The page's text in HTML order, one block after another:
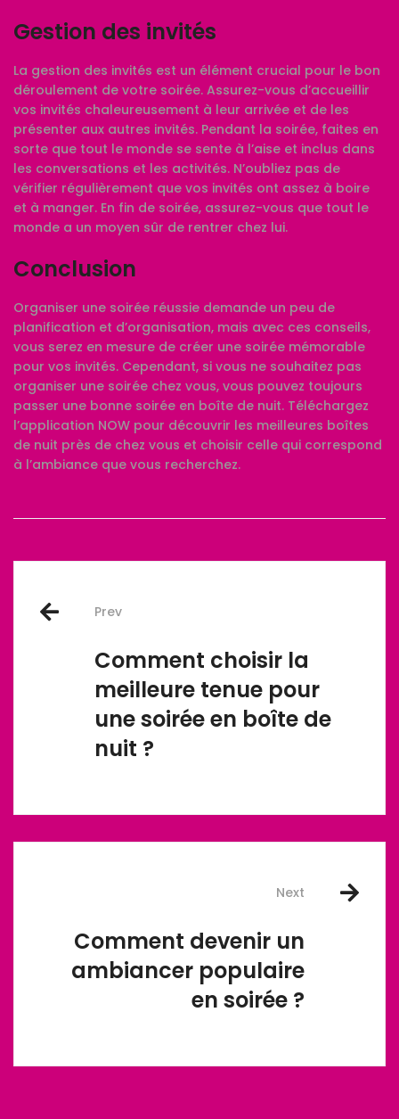
Gestion des invités
La gestion des invités est un élément crucial pour le bon
déroulement de votre soirée. Assurez-vous d’accueillir
vos invités chaleureusement à leur arrivée et de les
présenter aux autres invités. Pendant la soirée, faites en
sorte que tout le monde se sente à l’aise et inclus dans
les conversations et les activités. N’oubliez pas de
vérifier régulièrement que vos invités ont assez à boire
et à manger. En fin de soirée, assurez-vous que tout le
monde a un moyen sûr de rentrer chez lui.
Conclusion
Organiser une soirée réussie demande un peu de
planification et d’organisation, mais avec ces conseils,
vous serez en mesure de créer une soirée mémorable
pour vos invités. Cependant, si vous ne souhaitez pas
organiser une soirée chez vous, vous pouvez toujours
passer une bonne soirée en boîte de nuit. Téléchargez
l’application NOW pour découvrir les meilleures boîtes
de nuit près de chez vous et choisir celle qui correspond
à l’ambiance que vous recherchez.
Post
navigation
Prev
Comment choisir la
meilleure tenue pour
une soirée en boîte de
nuit ?
Next
Comment devenir un
ambiancer populaire
en soirée ?